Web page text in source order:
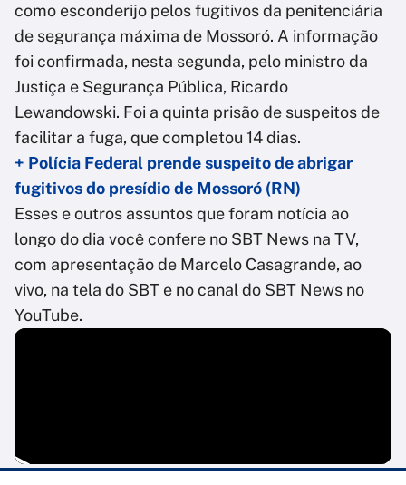
como esconderijo pelos fugitivos da penitenciária
de segurança máxima de Mossoró. A informação
foi confirmada, nesta segunda, pelo ministro da
Justiça e Segurança Pública, Ricardo
Lewandowski. Foi a quinta prisão de suspeitos de
facilitar a fuga, que completou 14 dias.
+ Polícia Federal prende suspeito de abrigar
fugitivos do presídio de Mossoró (RN)
Esses e outros assuntos que foram notícia ao
longo do dia você confere no SBT News na TV,
com apresentação de Marcelo Casagrande, ao
vivo, na tela do SBT e no canal do SBT News no
YouTube.